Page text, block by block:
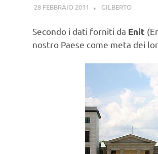
28 FEBBRAIO 2011 GILBERTONOTIZIE
Secondo i dati forniti da Enit
nostro Paese come meta dei